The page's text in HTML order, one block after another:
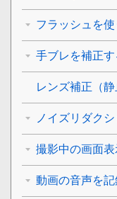
フラッシュを使
手ブレを補正す
レンズ補正 （
ノイズリダク
撮影中の画面
動画の音声を記